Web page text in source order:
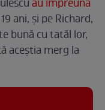
au împreună
ani, și pe Richard,
bună cu tatăl lor,
aceștia merg la